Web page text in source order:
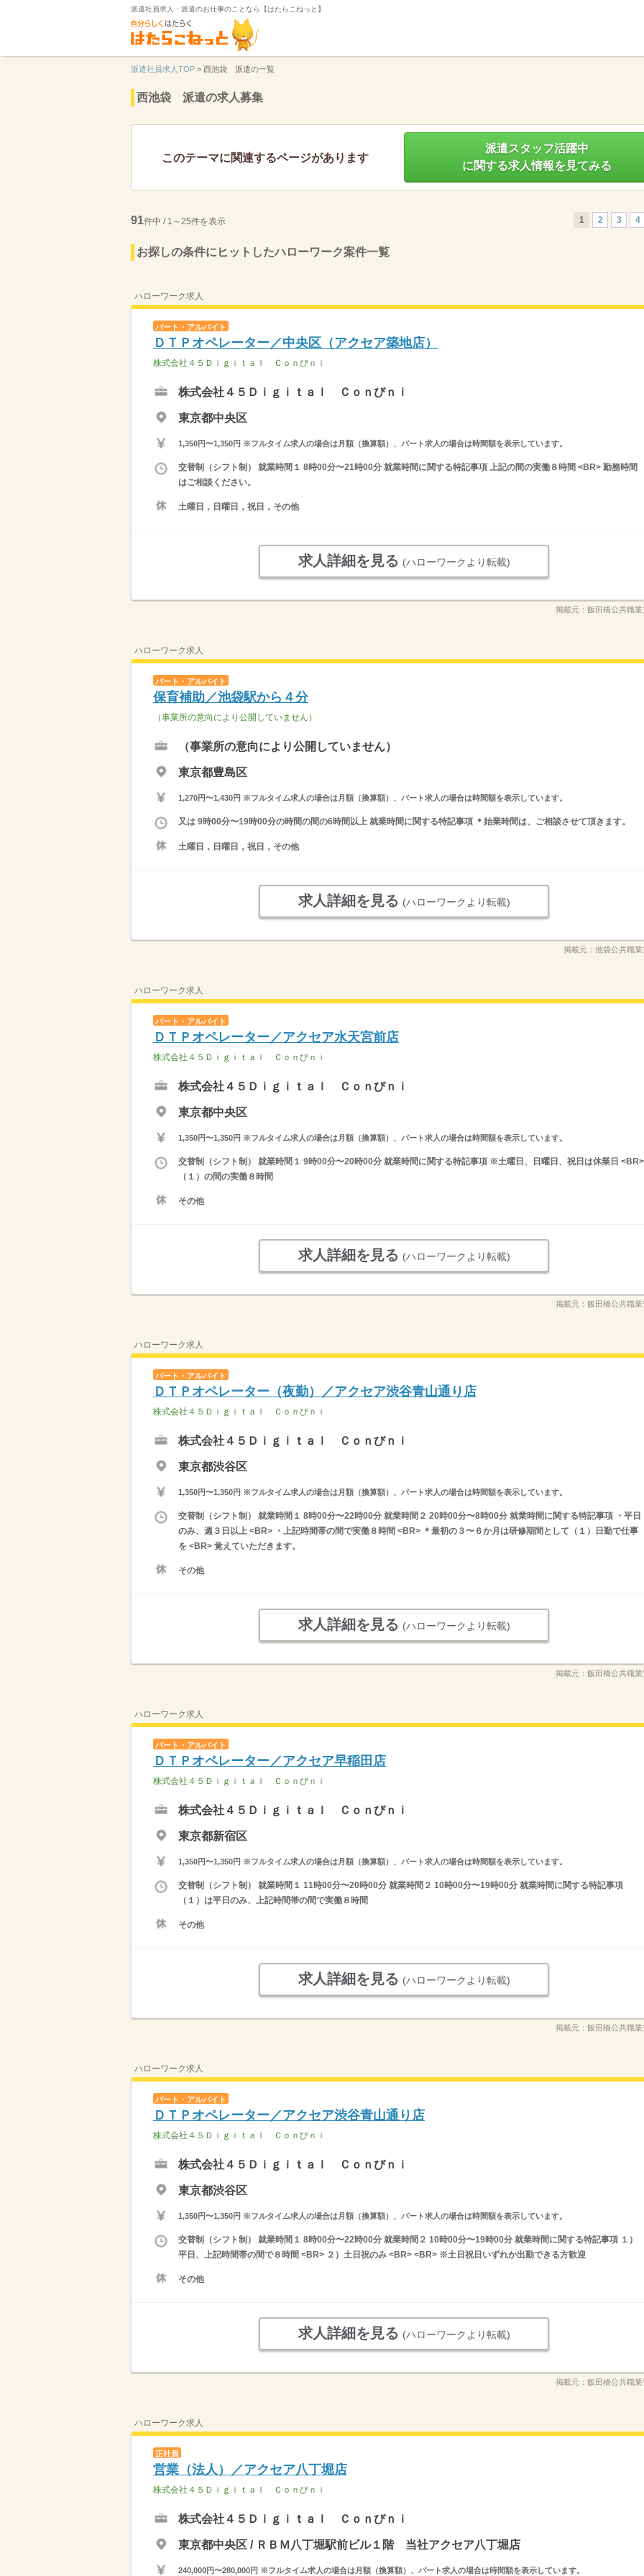
派遣社員求人・派遣のお仕事のことなら【はたらこねっと】
派遣社員求人TOP > 西池袋 派遣の一覧
西池袋 派遣の求人募集
このテーマに関連するページがあります
派遣スタッフ活躍中
に関する求人情報を見てみる
91件中 / 1～25件を表示 1 2 3 4
お探しの条件にヒットしたハローワーク案件一覧
ハローワーク求人
パート・アルバイト
ＤＴＰオペレーター／中央区（アクセア築地店）
株式会社４５Ｄｉｇｉｔａｌ Ｃｏｎびｎｉ
株式会社４５Ｄｉｇｉｔａｌ Ｃｏｎびｎｉ
東京都中央区
1,350円〜1,350円 ※フルタイム求人の場合は月額（換算額）、パート求人の場合は時間額を表示しています。
交替制（シフト制） 就業時間１ 8時00分〜21時00分 就業時間に関する特記事項 上記の間の実働８時間 <BR> 勤務時間
はご相談ください。
土曜日，日曜日，祝日，その他
求人詳細を見る (ハローワークより転載)
掲載元： 飯田橋公共職
ハローワーク求人
パート・アルバイト
保育補助／池袋駅から４分
（事業所の意向により公開していません）
（事業所の意向により公開していません）
東京都豊島区
1,270円〜1,430円 ※フルタイム求人の場合は月額（換算額）、パート求人の場合は時間額を表示しています。
又は 9時00分〜19時00分の時間の間の6時間以上 就業時間に関する特記事項 ＊始業時間は、ご相談させて頂きます。
土曜日，日曜日，祝日，その他
求人詳細を見る (ハローワークより転載)
掲載元： 池袋公共職
ハローワーク求人
パート・アルバイト
ＤＴＰオペレーター／アクセア水天宮前店
株式会社４５Ｄｉｇｉｔａｌ Ｃｏｎびｎｉ
株式会社４５Ｄｉｇｉｔａｌ Ｃｏｎびｎｉ
東京都中央区
1,350円〜1,350円 ※フルタイム求人の場合は月額（換算額）、パート求人の場合は時間額を表示しています。
交替制（シフト制） 就業時間１ 9時00分〜20時00分 就業時間に関する特記事項 ※土曜日、日曜日、祝日は休業日 <BR>
（１）の間の実働８時間
その他
求人詳細を見る (ハローワークより転載)
掲載元： 飯田橋公共職
ハローワーク求人
パート・アルバイト
ＤＴＰオペレーター（夜勤）／アクセア渋谷青山通り店
株式会社４５Ｄｉｇｉｔａｌ Ｃｏｎびｎｉ
株式会社４５Ｄｉｇｉｔａｌ Ｃｏｎびｎｉ
東京都渋谷区
1,350円〜1,350円 ※フルタイム求人の場合は月額（換算額）、パート求人の場合は時間額を表示しています。
交替制（シフト制） 就業時間１ 8時00分〜22時00分 就業時間２ 20時00分〜8時00分 就業時間に関する特記事項 ・平日
のみ、週３日以上 <BR> ・上記時間帯の間で実働８時間 <BR> ＊最初の３〜６か月は研修期間として（１）日勤で仕事
を <BR> 覚えていただきます。
その他
求人詳細を見る (ハローワークより転載)
掲載元： 飯田橋公共職
ハローワーク求人
パート・アルバイト
ＤＴＰオペレーター／アクセア早稲田店
株式会社４５Ｄｉｇｉｔａｌ Ｃｏｎびｎｉ
株式会社４５Ｄｉｇｉｔａｌ Ｃｏｎびｎｉ
東京都新宿区
1,350円〜1,350円 ※フルタイム求人の場合は月額（換算額）、パート求人の場合は時間額を表示しています。
交替制（シフト制） 就業時間１ 11時00分〜20時00分 就業時間２ 10時00分〜19時00分 就業時間に関する特記事項
（１）は平日のみ、上記時間帯の間で実働８時間
その他
求人詳細を見る (ハローワークより転載)
掲載元： 飯田橋公共職
ハローワーク求人
パート・アルバイト
ＤＴＰオペレーター／アクセア渋谷青山通り店
株式会社４５Ｄｉｇｉｔａｌ Ｃｏｎびｎｉ
株式会社４５Ｄｉｇｉｔａｌ Ｃｏｎびｎｉ
東京都渋谷区
1,350円〜1,350円 ※フルタイム求人の場合は月額（換算額）、パート求人の場合は時間額を表示しています。
交替制（シフト制） 就業時間１ 8時00分〜22時00分 就業時間２ 10時00分〜19時00分 就業時間に関する特記事項 １）
平日、上記時間帯の間で８時間 <BR> ２）土日祝のみ <BR> <BR> ※土日祝日いずれか出勤できる方歓迎
その他
求人詳細を見る (ハローワークより転載)
掲載元： 飯田橋公共職
ハローワーク求人
正社員
営業（法人）／アクセア八丁堀店
株式会社４５Ｄｉｇｉｔａｌ Ｃｏｎびｎｉ
株式会社４５Ｄｉｇｉｔａｌ Ｃｏｎびｎｉ
東京都中央区 / ＲＢＭ八丁堀駅前ビル１階 当社アクセア八丁堀店
240,000円〜280,000円 ※フルタイム求人の場合は月額（換算額）、パート求人の場合は時間額を表示しています。